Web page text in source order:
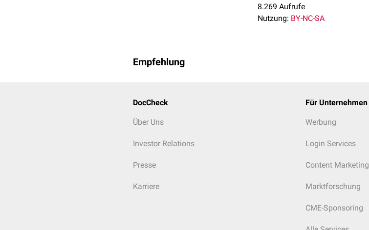
8.269 Aufrufe
Nutzung: BY-NC-SA
Empfehlung
DocCheck
Über Uns
Investor Relations
Presse
Karriere
Für Unternehmen
Werbung
Login Services
Content Marketing
Marktforschung
CME-Sponsoring